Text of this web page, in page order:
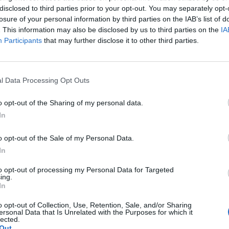
to third parties prior to your opt-out. You may separately
of your personal information by third parties on the IAB’s list of
This information may also be disclosed by us to third parties on the
Participants that may further disclose it to other third parties.
Data Processing Opt Outs
opt-out of the Sharing of my personal data.
opt-out of the Sale of my Personal Data.
opt-out of processing my Personal Data for Targeted
opt-out of Collection, Use, Retention, Sale, and/or Sharing
Data that Is Unrelated with the Purposes for which it
tovább gyengült a dollár árfolyama az euróval
euró jelentõsen erõsödött a jenhez képest.
lett az elmúlt idõszakban, azonban a befektetõk
portfolio.hu hírarchívumához tartozik, melynek olvasása
tartalmazza:
cikkarchívum
elmúlt 2 év napon belüli